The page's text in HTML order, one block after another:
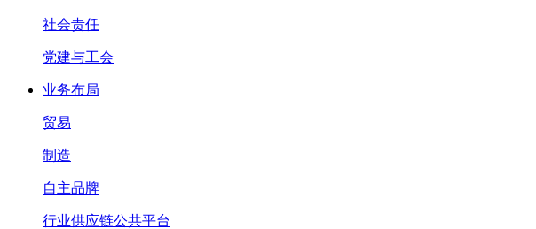
社会责任
党建与工会
业务布局
贸易
制造
自主品牌
行业供应链公共平台